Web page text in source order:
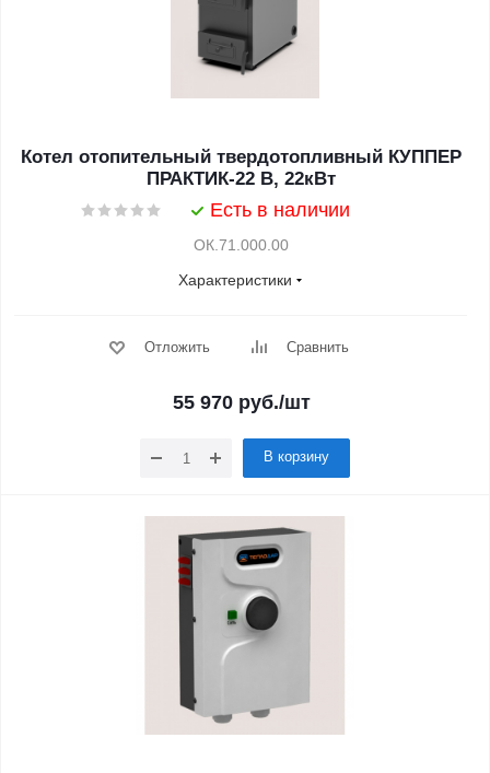
Котел отопительный твердотопливный КУППЕР
ПРАКТИК-22 В, 22кВт
Есть в наличии
ОК.71.000.00
Характеристики
Отложить Сравнить
55 970руб./шт
В корзину